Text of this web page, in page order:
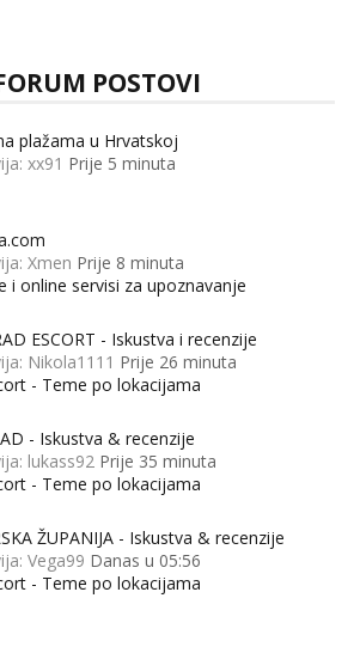
POSTOVI
plažama u Hrvatskoj
xx91 Prije 5 minuta
Xmen Prije 8 minuta
i online servisi za upoznavanje
ESCORT - Iskustva i recenzije
Nikola1111 Prije 26 minuta
- Teme po lokacijama
- Iskustva & recenzije
lukass92 Prije 35 minuta
- Teme po lokacijama
ŽUPANIJA - Iskustva & recenzije
Vega99 Danas u 05:56
- Teme po lokacijama